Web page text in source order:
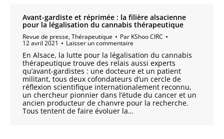
Avant-gardiste et réprimée : la filière alsacienne
pour la légalisation du cannabis thérapeutique
Revue de presse,Thérapeutique Par KShoo CIRC
12 avril 2021 Laisser un commentaire
En Alsace, la lutte pour la légalisation du cannabis
thérapeutique trouve des relais aussi experts
qu’avant-gardistes : une docteure et un patient
militant, tous deux cofondateurs d’un cercle de
réflexion scientifique internationalement reconnu,
un chercheur pionnier dans l’étude du cancer et un
ancien producteur de chanvre pour la recherche.
Tous tentent de faire évoluer la…